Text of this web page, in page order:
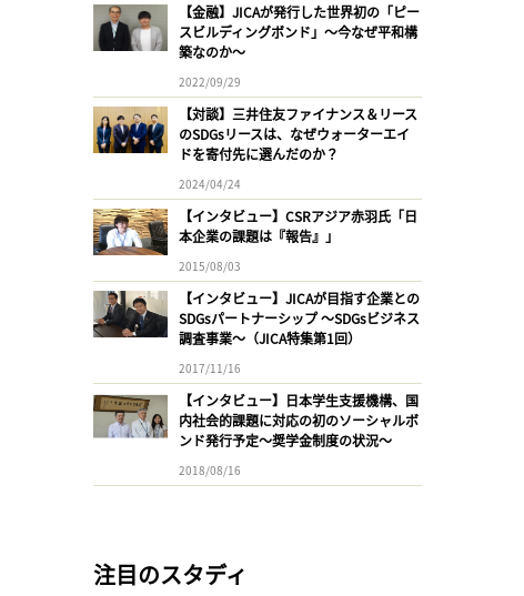
【金融】JICAが発行した世界初の「ピー
スビルディングボンド」〜今なぜ平和構
築なのか〜
2022/09/29
【対談】三井住友ファイナンス＆リース
のSDGsリースは、なぜウォーターエイ
ドを寄付先に選んだのか？
2024/04/24
【インタビュー】CSRアジア赤羽氏「日
本企業の課題は『報告』」
2015/08/03
【インタビュー】JICAが目指す企業との
SDGsパートナーシップ 〜SDGsビジネス
調査事業〜（JICA特集第1回）
2017/11/16
【インタビュー】日本学生支援機構、国
内社会的課題に対応の初のソーシャルボ
ンド発行予定〜奨学金制度の状況〜
2018/08/16
注目のスタディ